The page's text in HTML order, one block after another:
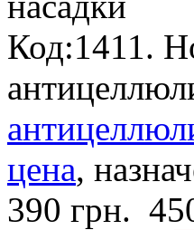
Код:1411.
цена,
390 грн.